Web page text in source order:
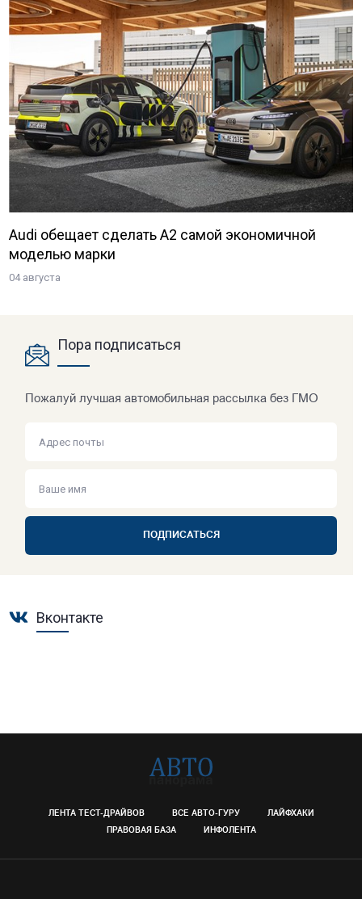
Audi обещает сделать A2 самой экономичной
моделью марки
04 августа
Пора подписаться
Пожалуй лучшая автомобильная рассылка без ГМО
ПОДПИСАТЬСЯ
Вконтакте
ЛЕНТА ТЕСТ-ДРАЙВОВ ВСЕ АВТО-ГУРУ
ЛАЙФХАКИ
ПРАВОВАЯ БАЗА
ИНФОЛЕНТА